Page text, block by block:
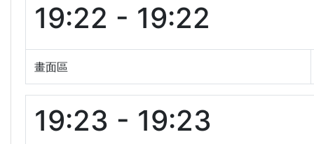
19:22 - 19:22
畫面區
19:23 - 19:23